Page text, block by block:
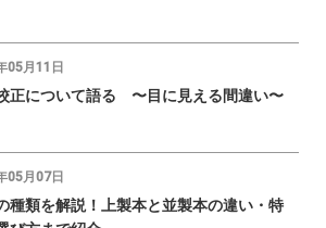
05月11日
について語る 〜目に見える間違い〜
05月07日
種類を解説！上製本と並製本の違い・特